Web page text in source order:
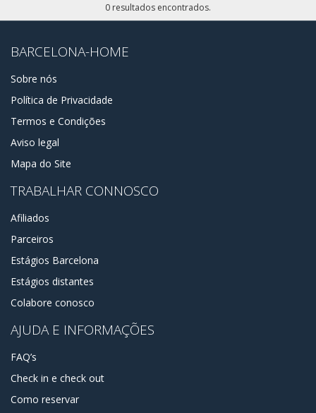
0 resultados encontrados.
BARCELONA-HOME
Sobre nós
Política de Privacidade
Termos e Condições
Aviso legal
Mapa do Site
TRABALHAR CONNOSCO
Afiliados
Parceiros
Estágios Barcelona
Estágios distantes
Colabore conosco
AJUDA E INFORMAÇÕES
FAQ’s
Check in e check out
Como reservar